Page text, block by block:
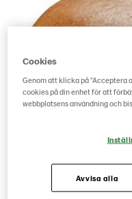
Cookies
Genom att klicka på "Acceptera
cookies på din enhet för att
webbplatsens användning och
Avvisa alla